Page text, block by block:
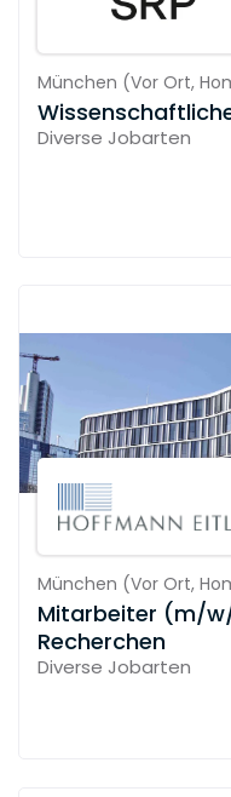
München (Vor Ort,
Diverse Jobarten
München (Vor Ort,
Mitarbeiter (m/
Recherchen
Diverse Jobarten